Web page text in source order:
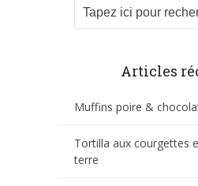
Articles
Muffins poire &
Tortilla aux courgettes
terre